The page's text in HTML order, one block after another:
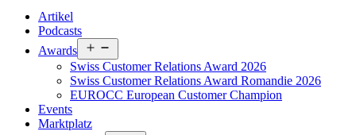
Artikel
Podcasts
Awards
menu
Swiss Customer Relations Award 2026
Swiss Customer Relations Award Romandie 2026
EUROCC European Customer Champion
Events
Marktplatz